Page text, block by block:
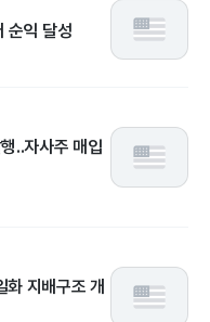
순익 달성
..자사주 매입
화 지배구조 개